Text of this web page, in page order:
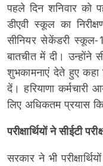
पहले दिन शनिवार को
डीएवी स्कूल का
सीनियर सेकेंडरी स्कूल-
बातचीत में दी। उन्होंने
शुभकामनाएं देते हुए कहा
दें। हरियाणा कर्मचारी
लिए अधिकतम प्रयास
परीक्षार्थियों ने सीईटी
सरकार ने भी